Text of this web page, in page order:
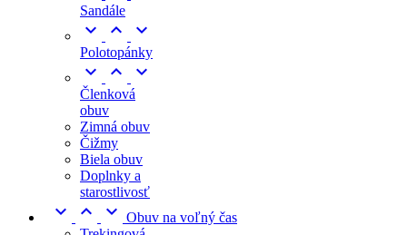
Sandále
  
Polotopánky
  
Členková
obuv
Zimná obuv
Čižmy
Biela obuv
Doplnky a
starostlivosť
   Obuv na voľný čas